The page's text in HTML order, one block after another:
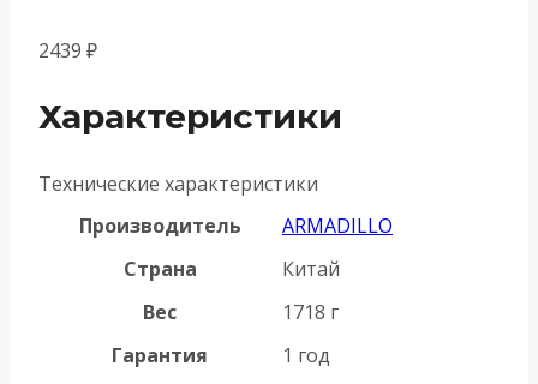
2439 ₽
Характеристики
Технические характеристики
Производитель
ARMADILLO
Страна
Китай
Вес
1718 г
Гарантия
1 год